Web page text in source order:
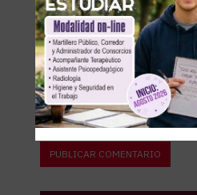
Save my name, email, and
next time I comment.
Recibir un correo electrónico